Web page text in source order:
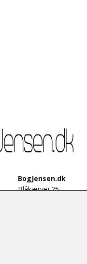
BogJensen.dk
Blåkærvej 25